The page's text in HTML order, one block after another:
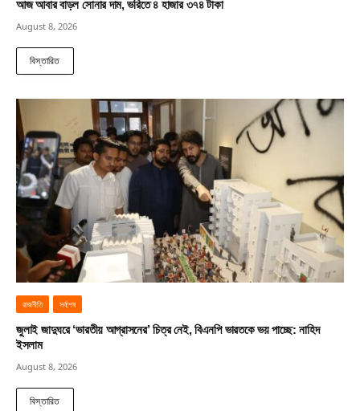
আজ আবার বাড়ল সোনার দাম, ভরিতে ৪ হাজার ৩৭৪ টাকা
August 8, 2026
বিস্তারিত
রাজনীতি সর্বশেষ
জুলাই জাদুঘরে ‘ভারতীয় আগ্রাসনের’ চিত্র নেই, বিএনপি ভারতকে ভয় পাচ্ছে: নাহিদ
ইসলাম
August 8, 2026
বিস্তারিত